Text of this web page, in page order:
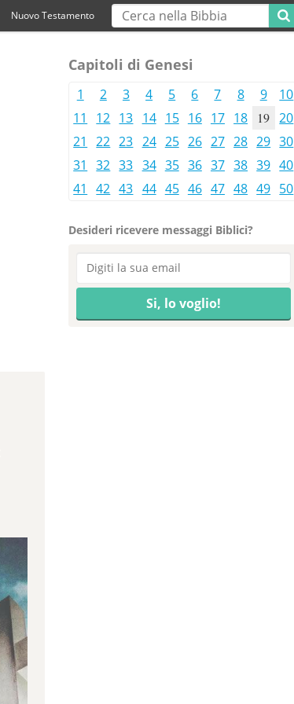
Nuovo Testamento
Capitoli di Genesi
1 2 3 4 5 6 7 8 9
10
11
12 13 14 15 16 17 18 19 20
21
22 23 24 25 26 27 28 29 30
31
32 33 34 35 36 37 38 39 40
41
42 43 44 45 46 47 48 49 50
Desideri ricevere messaggi Biblici?